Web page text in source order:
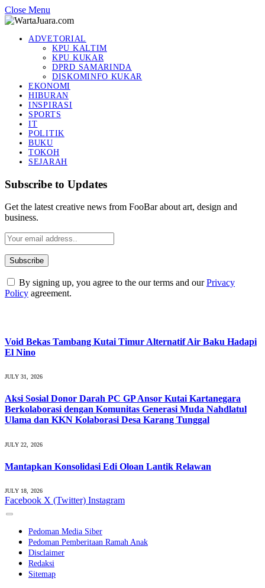
Close Menu
ADVETORIAL
KPU KALTIM
KPU KUKAR
DPRD SAMARINDA
DISKOMINFO KUKAR
EKONOMI
HIBURAN
INSPIRASI
SPORTS
IT
POLITIK
BUKU
TOKOH
SEJARAH
Subscribe to Updates
Get the latest creative news from FooBar about art, design and
business.
By signing up, you agree to the our terms and ourPrivacy
Policy agreement.
Void Bekas Tambang Kutai Timur Alternatif Air Baku Hadapi
El Nino
JULY 31, 2026
Aksi Sosial Donor Darah PC GP Ansor Kutai Kartanegara
Berkolaborasi dengan Komunitas Generasi Muda Nahdlatul
Ulama dan KKN Kolaborasi Desa Karang Tunggal
JULY 22, 2026
Mantapkan Konsolidasi Edi Oloan Lantik Relawan
JULY 18, 2026
Facebook X (Twitter) Instagram
Pedoman Media Siber
Pedoman Pemberitaan Ramah Anak
Disclaimer
Redaksi
Sitemap